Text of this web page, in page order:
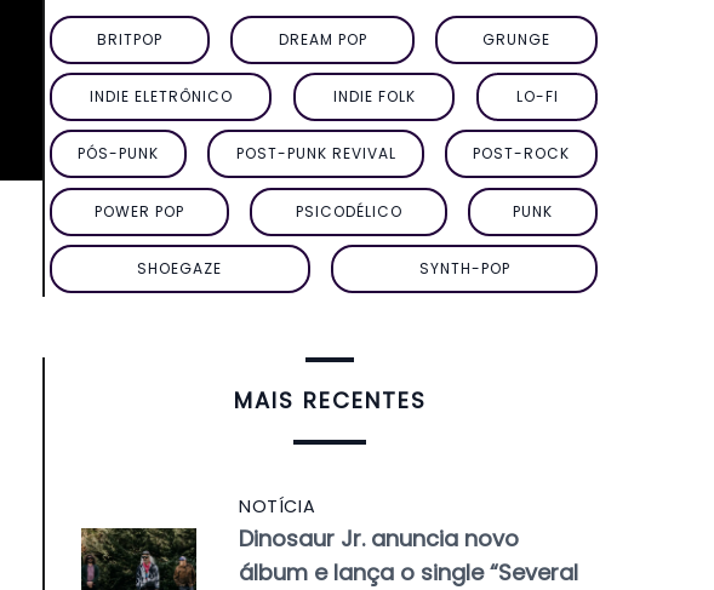
BRITPOP DREAM POP GRUNGE
INDIE ELETRÔNICO INDIE FOLK LO-FI
PÓS-PUNK POST-PUNK REVIVAL POST-ROCK
POWER POP PSICODÉLICO PUNK
SHOEGAZE SYNTH-POP
MAIS RECENTES
NOTÍCIA
Dinosaur Jr. anuncia novo
álbum e lança o single “Several